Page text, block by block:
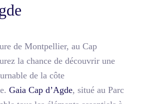
de Montpellier, au Cap
la chance de découvrir une
de la côte
Gaia Cap d’Agde, situé au Parc